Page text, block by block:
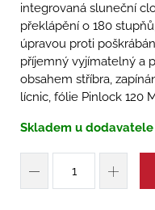
integrovaná sluneční
překlápění o 180
úpravou proti
příjemný vyjímatelný a
obsahem stříbra,
lícnic, fólie Pinlock 120
Skladem u dodavatele